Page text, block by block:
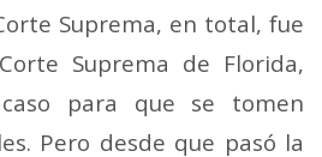
Suprema, en total, fue
Suprema de Florida,
para que se tomen
Pero desde que pasó la